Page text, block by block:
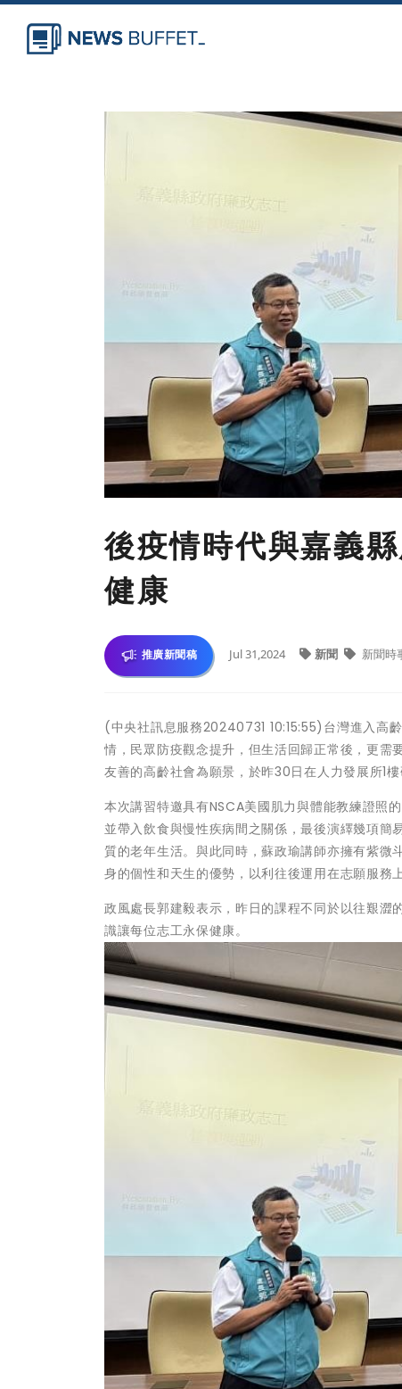
後疫情時代與嘉義
健康
推廣新聞稿 Jul 31,2024 新聞 新聞時
(中央社訊息服務20240731 10:15:55)台灣進入高
情，民眾防疫觀念提升，但生活回歸正常後，更需
友善的高齡社會為願景，於昨30日在人力發展所1
本次講習特邀具有NSCA美國肌力與體能教練證照
並帶入飲食與慢性疾病間之關係，最後演繹幾項
質的老年生活。與此同時，蘇政瑜講師亦擁有紫
身的個性和天生的優勢，以利往後運用在志願服務上
政風處長郭建毅表示，昨日的課程不同於以往艱
識讓每位志工永保健康。